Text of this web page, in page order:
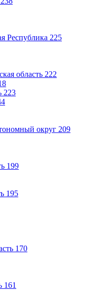
Республика 225
область 222
223
округ 209
199
195
170
161